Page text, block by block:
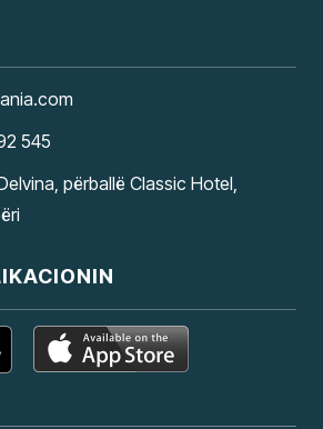
545
përballë Classic Hotel,